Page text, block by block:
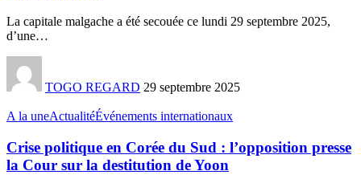
La capitale malgache a été secouée ce lundi 29 septembre 2025,
d’une…
TOGO REGARD 29 septembre 2025
A la uneActualitéÉvénements internationaux
Crise politique en Corée du Sud : l’opposition presse
la Cour sur la destitution de Yoon